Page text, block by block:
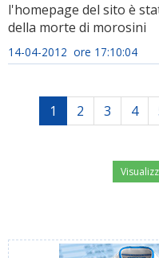
l'homepage del sito è
della morte di morosini
14-04-2012 ore 17:10:04
1 2 3 4